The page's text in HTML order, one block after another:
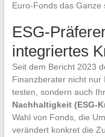
Euro-Fonds das Ganze
ESG-
integriertes
Seit dem Bericht 2023
Finanzberater nicht nur
testen, sondern auch
Nachhaltigkeit (ESG-
Wahl von Fonds, die
verändert konkret die